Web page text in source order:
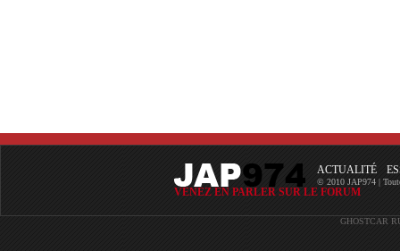
ACTUALITÉ
© 2010 JAP974 |
VENEZ EN PARLER SUR LE FORUM
GHOSTCAR